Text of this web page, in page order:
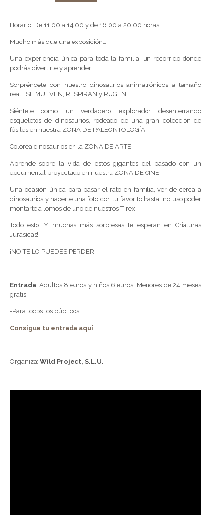
Horario: De 11:00 a 14:00 y de 16:00 a 20:00 horas.
Mucho más que una exposición…
Una experiencia única para toda la familia, un recorrido donde
podrás divertirte y aprender.
Sorpréndete con nuestro dinosaurios animatrónicos a tamaño
real, ¡SE MUEVEN, RESPIRAN y RUGEN!
Siéntete como un verdadero explorador desenterrando
esqueletos de dinosaurios, rodeado de una gran colección de
fósiles en nuestra ZONA DE PALEONTOLOGÍA.
Colorea dinosaurios en la ZONA DE ARTE.
Aprende sobre la vida de estos gigantes del pasado con un
documental proyectado en nuestra ZONA DE CINE.
Una ocasión única para pasar el rato en familia, ver de cerca a
dinosaurios y hacerte una foto con tu favorito hasta incluso poder
montarte a lomos de uno de nuestros T-rex
Todo esto ¡Y muchas más sorpresas te esperan en Criaturas
Jurásicas!
¡NO TE LO PUEDES PERDER!
Entrada: Adultos 8 euros y niños 6 euros. Menores de 24 meses
gratis.
-Para todos los públicos.
Consigue tu entrada aquí
Organiza: Wild Project, S.L.U.